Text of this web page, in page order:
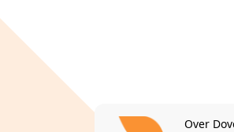
Over